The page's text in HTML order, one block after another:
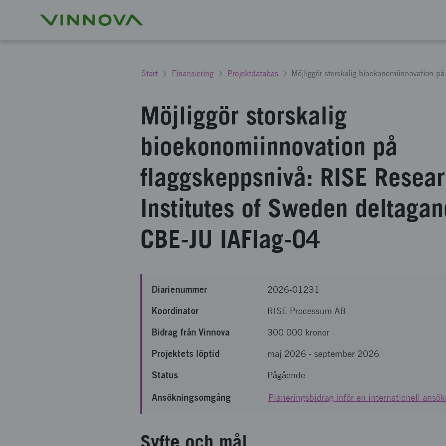
Start Finansiering Projektdatabas
Möjliggör storskalig
bioekonomiinnovation på
flaggskeppsnivå: RISE
Institutes of Sweden
CBE-JU IAFlag-04
Diarienummer 2026-01231
Koordinator RISE Processum AB
Bidrag från Vinnova 300 000 kronor
Projektets löptid maj 2026 - september 2026
Status Pågående
Ansökningsomgång Planeringsbidrag inför en internationell